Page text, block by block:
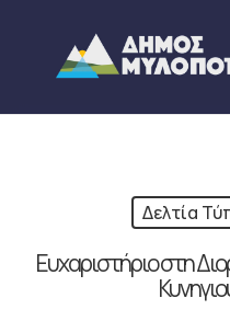
content
Δελτία
Ευχαριστήριο στη